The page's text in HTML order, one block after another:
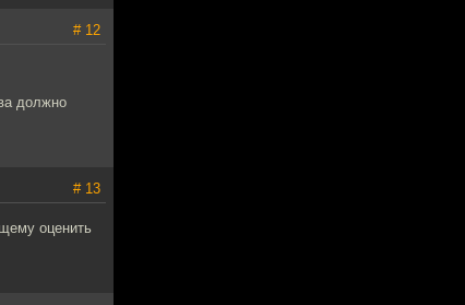
# 12
должно
# 13
оценить